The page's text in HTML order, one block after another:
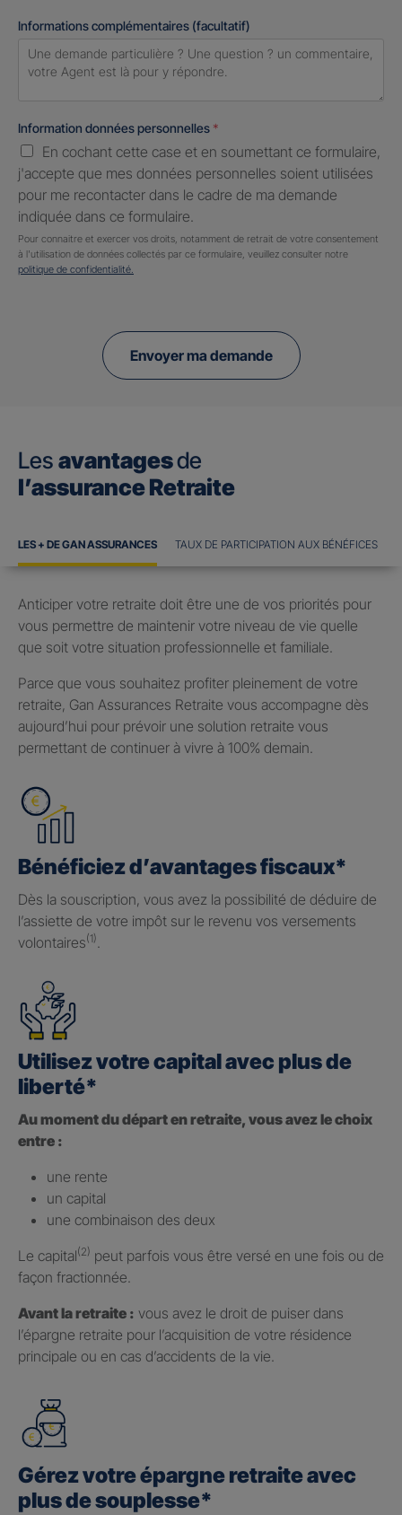
Informations complémentaires (facultatif)
Information données personnelles *
En cochant cette case et en soumettant ce formulaire,
j'accepte que mes données personnelles soient utilisées
pour me recontacter dans le cadre de ma demande
indiquée dans ce formulaire.
Pour connaitre et exercer vos droits, notamment de retrait de votre consentement
à l'utilisation de données collectés par ce formulaire, veuillez consulter notre
politique de confidentialité.
Envoyer ma demande
Les avantagesde
l’assurance Retraite
LES + DE GAN ASSURANCES TAUX DE PARTICIPATION AUX BÉNÉFICES
Anticiper votre retraite doit être une de vos priorités pour
vous permettre de maintenir votre niveau de vie quelle
que soit votre situation professionnelle et familiale.
Parce que vous souhaitez profiter pleinement de votre
retraite, Gan Assurances Retraite vous accompagne dès
aujourd’hui pour prévoir une solution retraite vous
permettant de continuer à vivre à 100% demain.
Bénéficiez d’avantages fiscaux*
Dès la souscription, vous avez la possibilité de déduire de
l’assiette de votre impôt sur le revenu vos versements
volontaires(1).
Utilisez votre capital avec plus de
liberté*
Au moment du départ en retraite, vous avez le choix
entre :
une rente
un capital
une combinaison des deux
Le capital(2) peut parfois vous être versé en une fois ou de
façon fractionnée.
Avant la retraite : vous avez le droit de puiser dans
l’épargne retraite pour l’acquisition de votre résidence
principale ou en cas d’accidents de la vie.
Gérez votre épargne retraite avec
plus de souplesse*